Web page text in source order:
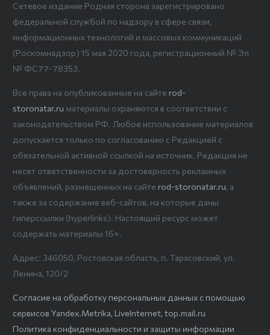
Сетевое издание Родная сторона зарегистрировано
федеральной службой по надзору в сфере связи,
информационных технологий и массовых коммуникаций
(Роскомнадзор) 15 мая 2020 года, регистрационный № Эл
№ ФС77-78353.
Все права на опубликованные на сайте rod-
storonatar.ru материалы охраняются в соответствии с
законодательством РФ. Любое использование материалов
допускается только по согласованию с Редакцией с
обязательной активной ссылкой на источник. Редакция не
несет ответственности за достоверность рекламных
объявлений, размещенных на сайте rod-storonatar.ru, а
также за содержание веб-сайтов, на которые даны
гиперссылки (hyperlinks). Настоящий ресурс может
содержать материалы 16+.
Адрес: 346050, Ростовская область, п. Тарасовский, ул.
Ленина, 120/2
Согласие на обработку персональных данных с помощью
сервисов Yandex.Metrika, LiveInternet, top.mail.ru
Политика конфиденциальности и защиты информации